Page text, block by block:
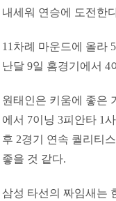
내세워 연승에 도전한
11차례 마운드에 올라
난달 9일 홈경기에서 4
원태인은 키움에 좋은
에서 7이닝 3피안타 1
후 2경기 연속 퀄리티
좋을 것 같다.
삼성 타선의 짜임새는